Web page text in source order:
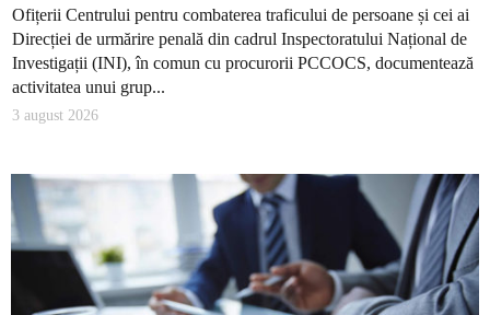
Ofițerii Centrului pentru combaterea traficului de persoane și cei ai
Direcției de urmărire penală din cadrul Inspectoratului Național de
Investigații (INI), în comun cu procurorii PCCOCS, documentează
activitatea unui grup...
3 august 2026